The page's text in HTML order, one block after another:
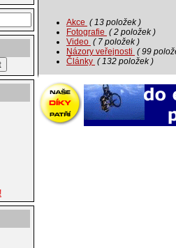
Akce ( 13 položek )
Fotografie ( 2 položek )
Video ( 7 položek )
Názory veřejnosti ( 99
Články ( 132 položek )